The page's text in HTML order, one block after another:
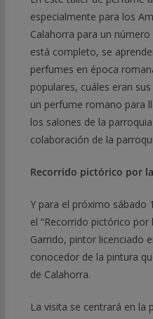
especialmente para los
Calahorra para un
está completo, se
perfumes en época
populares, cuáles eran
un perfume romano para
los salones de la
colaboración de la
Recorrido pictórico por
Y para el próximo sábado
el “Recorrido pictórico por
Garrido, pintor licenciado
conocedor de la pintura
de Calahorra.
La visita se centrará en la